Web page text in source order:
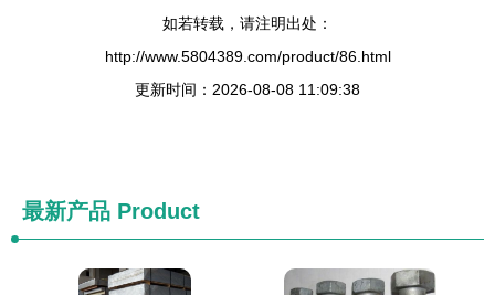
如若转载，请注明出处：
http://www.5804389.com/product/86.html
更新时间：2026-08-08 11:09:38
最新产品 Product